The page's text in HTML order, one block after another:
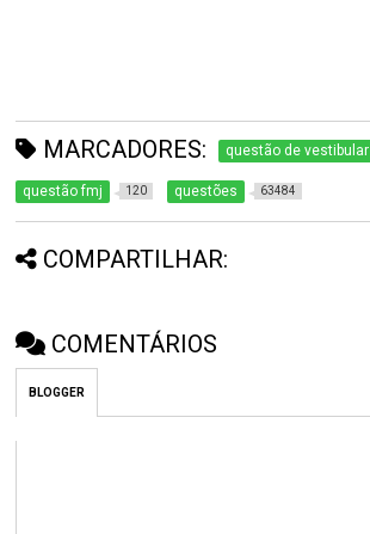
MARCADORES: questão de vestibular
questão fmj 120 questões 63484
COMPARTILHAR:
COMENTÁRIOS
BLOGGER